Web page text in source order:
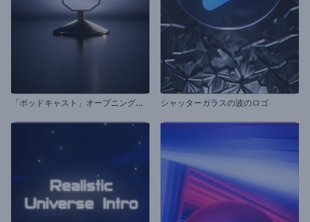
「
ポッドキャスト」オープニング動画 シャッターガラスの波のロゴ